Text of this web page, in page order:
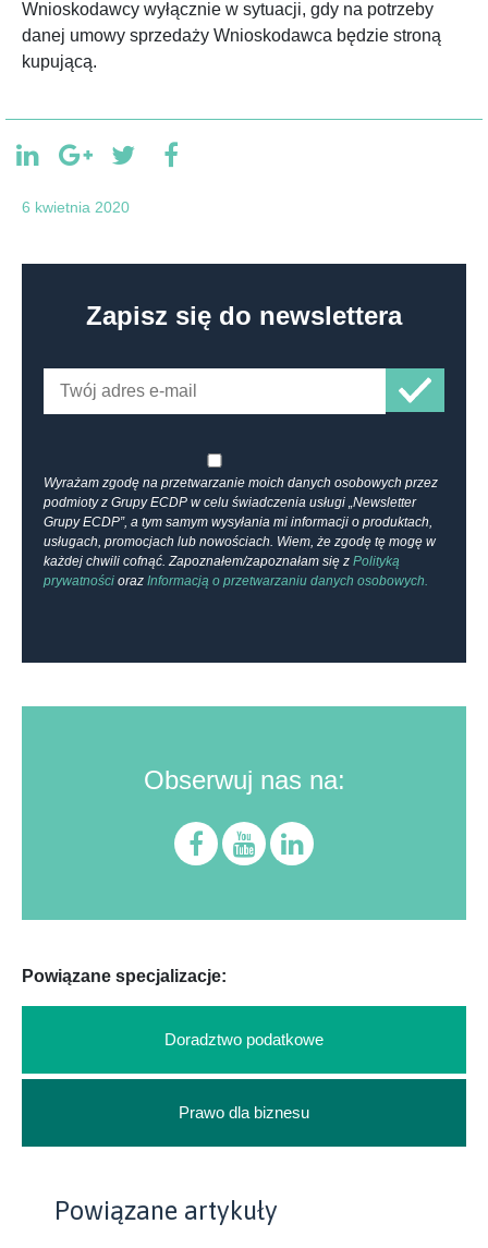
Wnioskodawcy wyłącznie w sytuacji, gdy na potrzeby
danej umowy sprzedaży Wnioskodawca będzie stroną
kupującą.
6 kwietnia 2020
Zapisz się do newslettera
Wyrażam zgodę na przetwarzanie moich danych osobowych przez
podmioty z Grupy ECDP w celu świadczenia usługi „Newsletter
Grupy ECDP”, a tym samym wysyłania mi informacji o produktach,
usługach, promocjach lub nowościach. Wiem, że zgodę tę mogę w
każdej chwili cofnąć. Zapoznałem/zapoznałam się z Polityką
prywatności oraz Informacją o przetwarzaniu danych osobowych.
Obserwuj nas na:
Powiązane specjalizacje:
Doradztwo podatkowe
Prawo dla biznesu
Powiązane artykuły